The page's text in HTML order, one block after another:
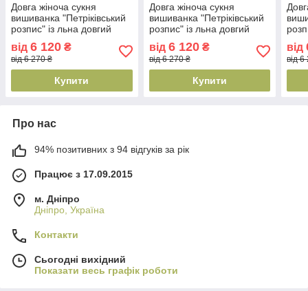
Довга жіноча сукня
вишиванка "Петріківський
розпис" із льна довгий
від 6 120 ₴
від 6 270 ₴
Купити
Довга жіноча сукня
вишиванка "Петріківський
розпис" із льна довгий
сірий
від 6 120₴
від 6 270 ₴
Купити
від
від
Про нас
94% позитивних з 94 відгуків за рік
Працює з 17.09.2015
м. Дніпро
Дніпро, Україна
Контакти
Сьогодні вихідний
Показати весь графік роботи